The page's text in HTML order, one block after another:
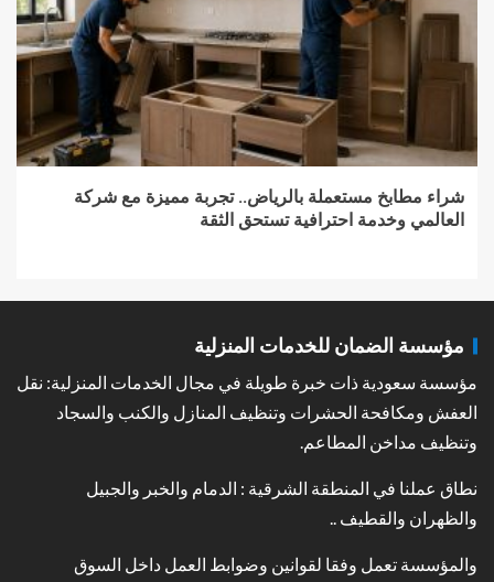
شراء مطابخ مستعملة بالرياض.. تجربة مميزة مع شركة
العالمي وخدمة احترافية تستحق الثقة
مؤسسة الضمان للخدمات المنزلية
مؤسسة سعودية ذات خبرة طويلة في مجال الخدمات المنزلية: نقل
العفش ومكافحة الحشرات وتنظيف المنازل والكنب والسجاد
وتنظيف مداخن المطاعم.
نطاق عملنا في المنطقة الشرقية : الدمام والخبر والجبيل
والظهران والقطيف ..
والمؤسسة تعمل وفقا لقوانين وضوابط العمل داخل السوق